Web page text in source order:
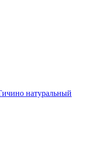
натуральный